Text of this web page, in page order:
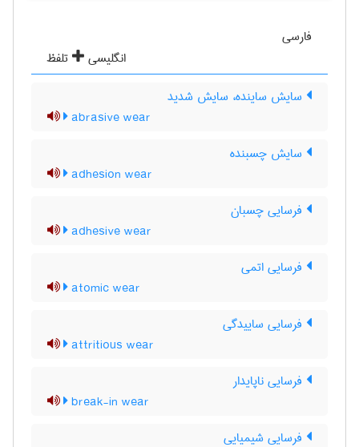
فارسی
انگلیسی
تلفظ
سایش ساینده، سایش شدید
abrasive wear
سایش چسبنده
adhesion wear
فرسایی چسبان
adhesive wear
فرسایی اتمی
atomic wear
فرسایی ساییدگی
attritious wear
فرسایی ناپایدار
break-in wear
فرسایی شیمیایی